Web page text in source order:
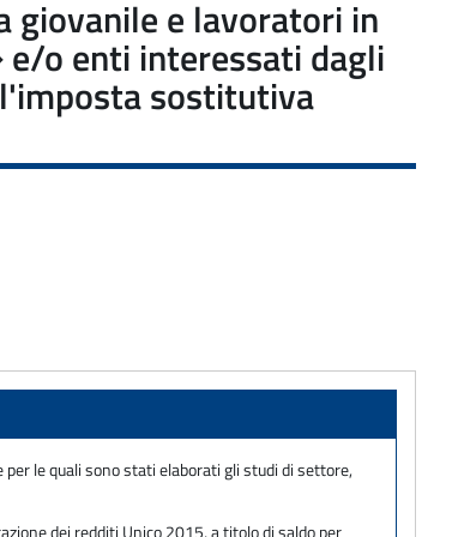
giovanile e lavoratori in
o enti interessati dagli
sostitutiva
le quali sono stati elaborati gli studi di settore,
dei redditi Unico 2015, a titolo di saldo per